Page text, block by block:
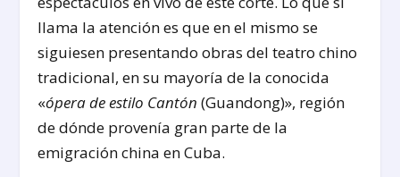
llama la atención es que en el mismo se
siguiesen presentando obras del teatro chino
tradicional, en su mayoría de la conocida
«ópera de estilo Cantón (Guandong)», región
de dónde provenía gran parte de la
emigración china en Cuba.